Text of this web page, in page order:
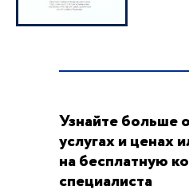
Узнайте больше
услугах и ценах
на бесплатную
специалиста